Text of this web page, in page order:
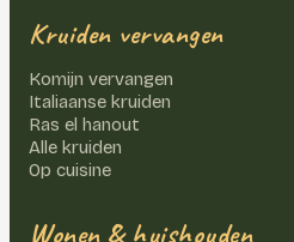
Kruiden vervangen
Komijn vervangen
Italiaanse kruiden
Ras el hanout
Alle kruiden
Op cuisine
Wonen & huishouden